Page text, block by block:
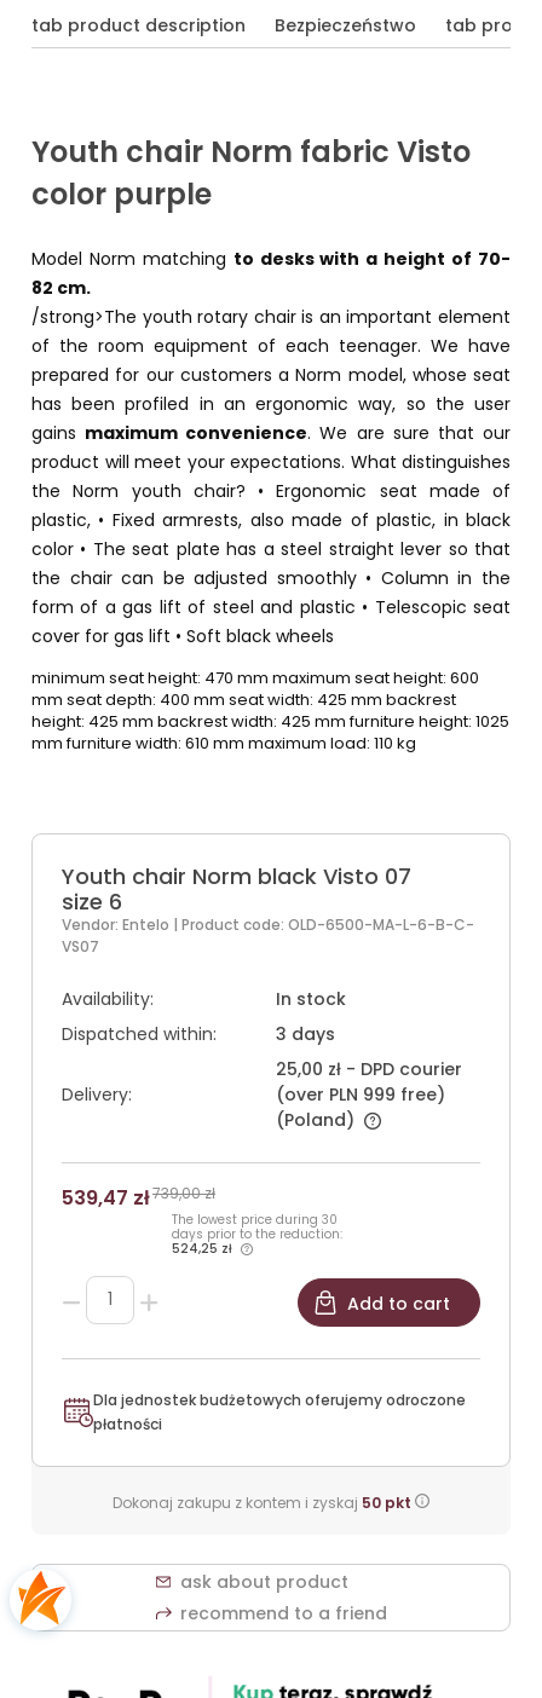
tab product description Bezpieczeństwo tab
Youth chair Norm fabric Visto
color purple
Model Norm matching to desks with a height of 70-
82 cm.
/strong>The youth rotary chair is an important element
of the room equipment of each teenager. We have
prepared for our customers a Norm model, whose seat
has been profiled in an ergonomic way, so the user
gains maximum convenience. We are sure that our
product will meet your expectations. What distinguishes
the Norm youth chair? • Ergonomic seat made of
plastic, • Fixed armrests, also made of plastic, in black
color • The seat plate has a steel straight lever so that
the chair can be adjusted smoothly • Column in the
form of a gas lift of steel and plastic • Telescopic seat
cover for gas lift • Soft black wheels
minimum seat height: 470 mm maximum seat height: 600
mm seat depth: 400 mm seat width: 425 mm backrest
height: 425 mm backrest width: 425 mm furniture height: 1025
mm furniture width: 610 mm maximum load: 110 kg
Youth chair Norm black Visto 07
size 6
Vendor: Entelo | Product code: OLD-6500-MA-L-6-B-C-
VS07
Availability:
In stock
Dispatched within:
3 days
Delivery:
25,00 zł - DPD courier
(over PLN 999 free)
(Poland)
539,47 zł739,00 zł
The lowest price during 30
days prior to the reduction:
524,25 zł
Add to cart
Dla jednostek budżetowych oferujemy odroczone
płatności
Dokonaj zakupu z kontem i zyskaj 50 pkt
ask about product
recommend to a friend